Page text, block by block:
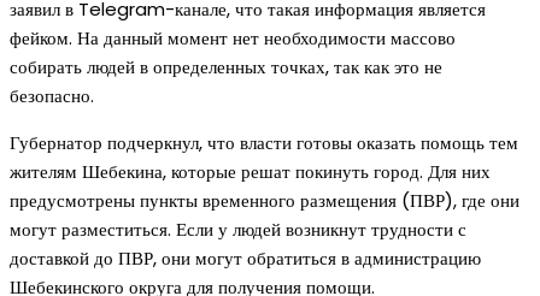
заявил в Telegram-канале, что такая информация является
фейком. На данный момент нет необходимости массово
собирать людей в определенных точках, так как это не
безопасно.
Губернатор подчеркнул, что власти готовы оказать помощь тем
жителям Шебекина, которые решат покинуть город. Для них
предусмотрены пункты временного размещения (ПВР), где они
могут разместиться. Если у людей возникнут трудности с
доставкой до ПВР, они могут обратиться в администрацию
Шебекинского округа для получения помощи.